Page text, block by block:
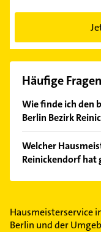
Häufige Fragen
Wie finde ich den
Berlin Bezirk
Empfehlungen.
einfach nach
Welcher
Reinickendorf hat
Im Anbieter-
Feiertagen
Hausmeisterservice
Berlin und der